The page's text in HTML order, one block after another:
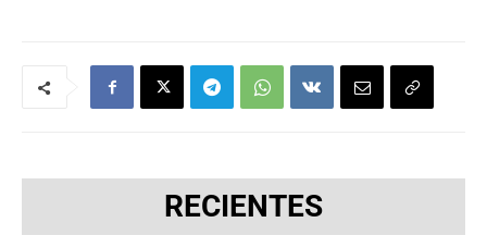
RECIENTES